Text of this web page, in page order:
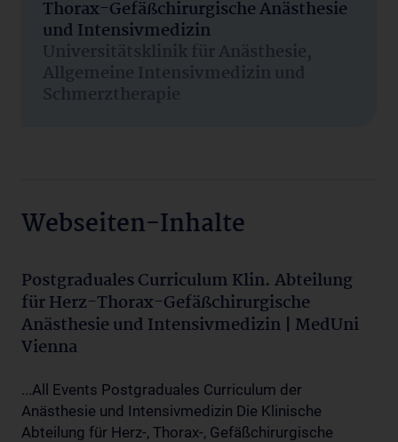
Thorax-Gefäßchirurgische Anästhesie
und Intensivmedizin
Universitätsklinik für Anästhesie,
Allgemeine Intensivmedizin und
Schmerztherapie
Webseiten-Inhalte
Postgraduales Curriculum Klin. Abteilung
für Herz-Thorax-Gefäßchirurgische
Anästhesie und Intensivmedizin | MedUni
Vienna
...All Events Postgraduales Curriculum der
Anästhesie und Intensivmedizin Die Klinische
Abteilung für Herz-, Thorax-, Gefäßchirurgische